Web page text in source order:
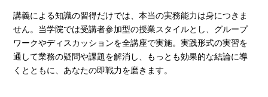
講義による知識の習得だけでは、本当の実務能力は身につきま
せん。当学院では受講者参加型の授業スタイルとし、グループ
ワークやディスカッションを全講座で実施。実践形式の実習を
通して業務の疑問や課題を解消し、もっとも効果的な結論に導
くとともに、あなたの即戦力を磨きます。